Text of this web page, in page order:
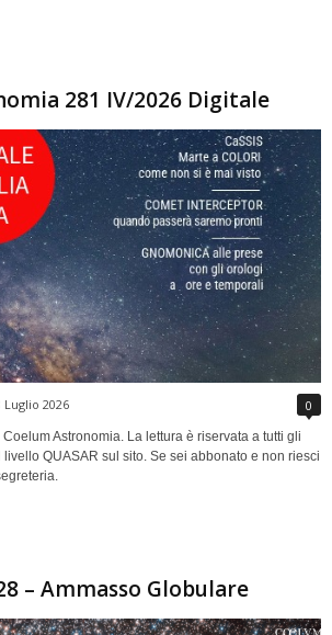
281 IV/2026 Digitale
Luglio 2026 0
Astronomia. La lettura è riservata a tutti gli
QUASAR sul sito. Se sei abbonato e non riesci
– Ammasso Globulare